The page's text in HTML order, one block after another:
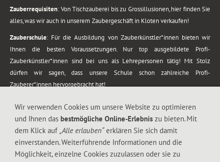
Zauberrequisiten: Von Tischzauberei bis zu Grossillusionen, hier finden Sie
alles, was wir auch in unserem Zaubergeschäft in Kloten verkaufen!
Zauberschule: Für die Ausbildung von Zauberkünstler*innen bieten wir
Ihnen die besten Voraussetzungen. Nur top ausgebildete Profi-
Zauberkünstler*innen sind bei uns als Lehrepersonen tätig! Mit Stolz
dürfen wir sagen, dass unsere Schule schon zahlreiche Profi-
Zauberer*innen hervorgebracht hat!
vom Kinderprogramm bis zur Tischzauberei. Lassen Sie sich faszinieren von
meiner Zauber-Sprech-Show, angerührt mit sprachlichen Sequenzen,
gewürzt mit Gags und visuellen Illusionen wie Kaninchen, Vasen, Seilen,
Wir verwenden Cookies um unsere Website zu optimieren
und Ihnen das bestmögliche Online-Erlebnis zu bieten. Mit
dem Klick auf „Alle erlauben“erklären Sie sich damit
einverstanden. Weiterführende Informationen und die
Möglichkeit, einzelne Cookies zuzulassen oder sie zu